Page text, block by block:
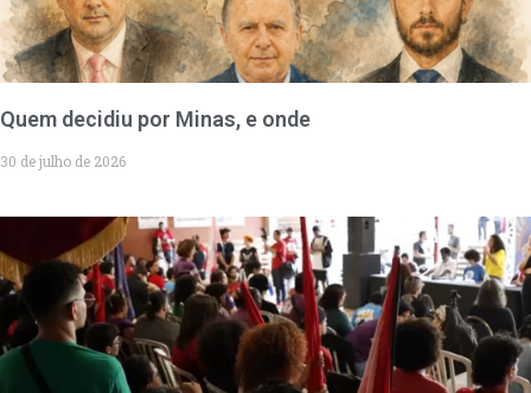
Quem decidiu por Minas, e onde
30 de julho de 2026